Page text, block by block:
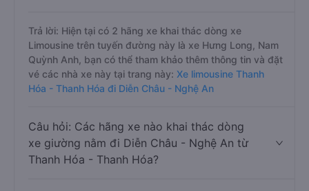
Trả lời: Hiện tại có 2 hãng xe khai thác dòng xe
Limousine trên tuyến đường này là xe Hưng Long, Nam
Quỳnh Anh, bạn có thể tham khảo thêm thông tin và đặt
vé các nhà xe này tại trang này: Xe limousine Thanh
Hóa - Thanh Hóa đi Diễn Châu - Nghệ An
Câu hỏi: Các hãng xe nào khai thác dòng
xe giường nằm đi Diễn Châu - Nghệ An từ
Thanh Hóa - Thanh Hóa?